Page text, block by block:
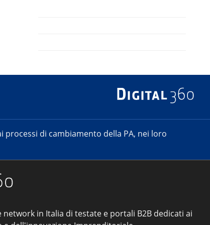
processi di cambiamento della PA, nei loro
network in Italia di testate e portali B2B dedicati ai